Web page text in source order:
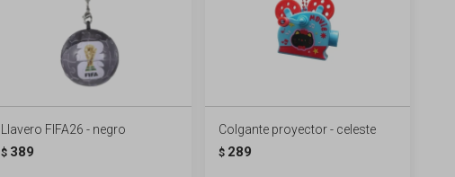
Llavero FIFA26 - negro
$ 389
Colgante proyector - celeste
$ 289